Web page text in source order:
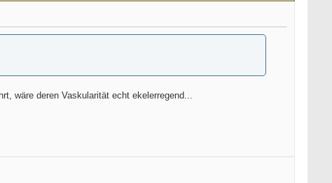
wäre deren Vaskularität echt ekelerregend...